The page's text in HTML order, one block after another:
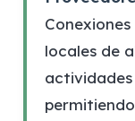
locales de